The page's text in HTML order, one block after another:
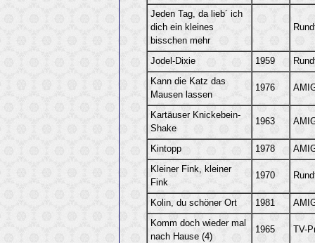
Jeden Tag, da lieb´ ich
dich ein kleines
bisschen mehr
Jodel-Dixie 1959
Kann die Katz das
Mausen lassen
1976
Kartäuser Knickebein-
Shake
1963
Kintopp 1978
Kleiner Fink, kleiner
Fink
1970
Kolin, du schöner Ort 1981
Komm doch wieder mal
nach Hause (4)
1965 TV-